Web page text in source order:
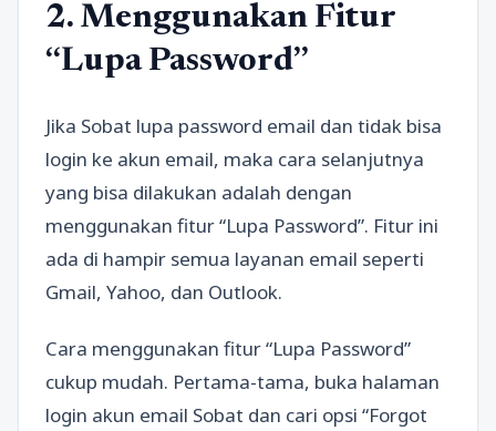
2. Menggunakan Fitur
“Lupa Password”
Jika Sobat lupa password email dan tidak bisa
login ke akun email, maka cara selanjutnya
yang bisa dilakukan adalah dengan
menggunakan fitur “Lupa Password”. Fitur ini
ada di hampir semua layanan email seperti
Gmail, Yahoo, dan Outlook.
Cara menggunakan fitur “Lupa Password”
cukup mudah. Pertama-tama, buka halaman
login akun email Sobat dan cari opsi “Forgot